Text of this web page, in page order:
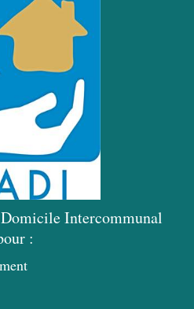
Intercommunal
: